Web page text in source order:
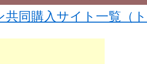
共同購入サイト一覧（